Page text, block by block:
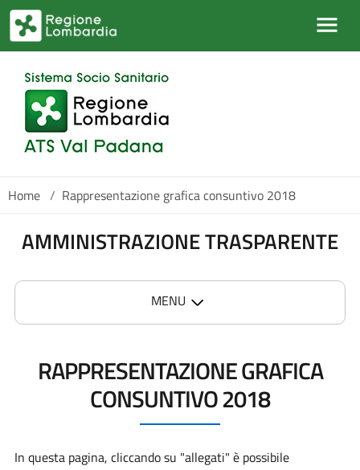
Salta al contenuto principale
Home / Rappresentazione grafica consuntivo 2018
AMMINISTRAZIONE TRASPARENTE
MENU
RAPPRESENTAZIONE GRAFICA
CONSUNTIVO 2018
In questa pagina, cliccando su "allegati" è possibile